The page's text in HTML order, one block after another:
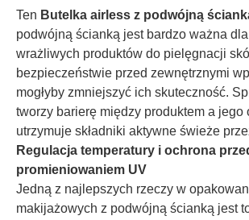
Ten Butelka airless z podwójną
podwójną ścianką jest bardzo ważna
wrażliwych produktów do pielęgnacji
bezpieczeństwie przed zewnętrznymi
mogłyby zmniejszyć ich skuteczność.
tworzy barierę między produktem a jego
utrzymuje składniki aktywne świeże
Regulacja temperatury i ochrona
promieniowaniem UV
Jedną z najlepszych rzeczy w
makijażowych z podwójną ścianką jest